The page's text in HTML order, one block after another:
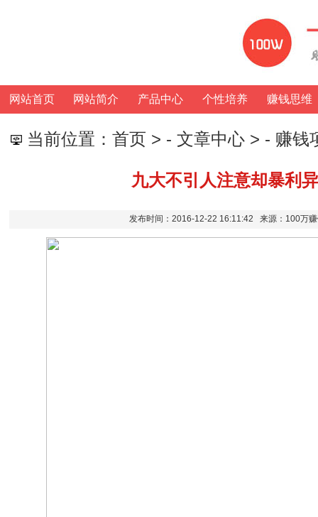
网站首页 网站简介 产品中心 个性培养 赚钱思维
当前位置： 首页 > - 文章中心 > - 赚钱
九大不引人注意却暴利
发布时间：2016-12-22 16:11:42 来源：100万